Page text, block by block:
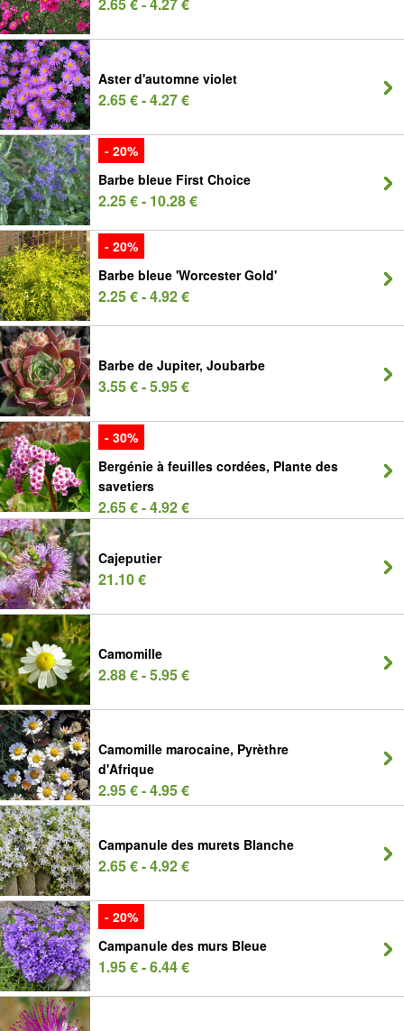
Aster d'automne violet
2.65 € - 4.27 €
- 20%
Barbe bleue First Choice
2.25 € - 10.28 €
- 20%
Barbe bleue 'Worcester Gold'
2.25 € - 4.92 €
Barbe de Jupiter, Joubarbe
3.55 € - 5.95 €
- 30%
Bergénie à feuilles cordées, Plante des
savetiers
2.65 € - 4.92 €
Cajeputier
21.10 €
Camomille
2.88 € - 5.95 €
Camomille marocaine, Pyrèthre
d'Afrique
2.95 € - 4.95 €
Campanule des murets Blanche
2.65 € - 4.92 €
- 20%
Campanule des murs Bleue
1.95 € - 6.44 €